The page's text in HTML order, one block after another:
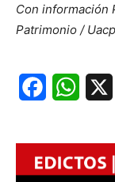
Con información
Patrimonio /
Facebook